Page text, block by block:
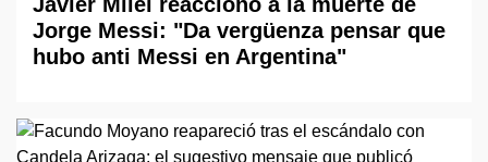
Jorge Messi: "Da vergüenza pensar que
hubo anti Messi en Argentina"